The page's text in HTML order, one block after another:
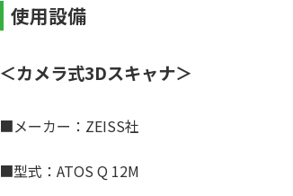
使用設備
＜カメラ式3Dスキャナ＞
■メーカー：ZEISS社
■型式：ATOS Q 12M